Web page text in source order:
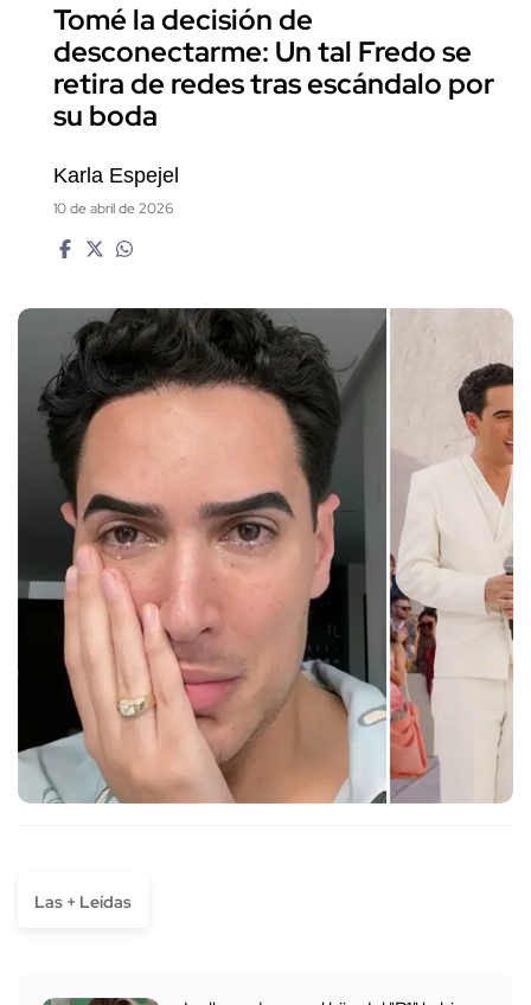
Tomé la decisión de
desconectarme: Un tal Fredo se
retira de redes tras escándalo por
su boda
Karla Espejel
10 de abril de 2026
Las + Leídas